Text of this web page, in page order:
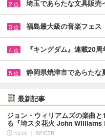
2 位 埼玉であらたな文具販
3 位 福島最大級の音楽フェ
4 位 『キングダム』連載20
5 位 静岡県焼津市であらた
最新記事
ジョン・ウィリアムズの楽曲
る『埼スタ花火 John
12:00 ｜ SPICER